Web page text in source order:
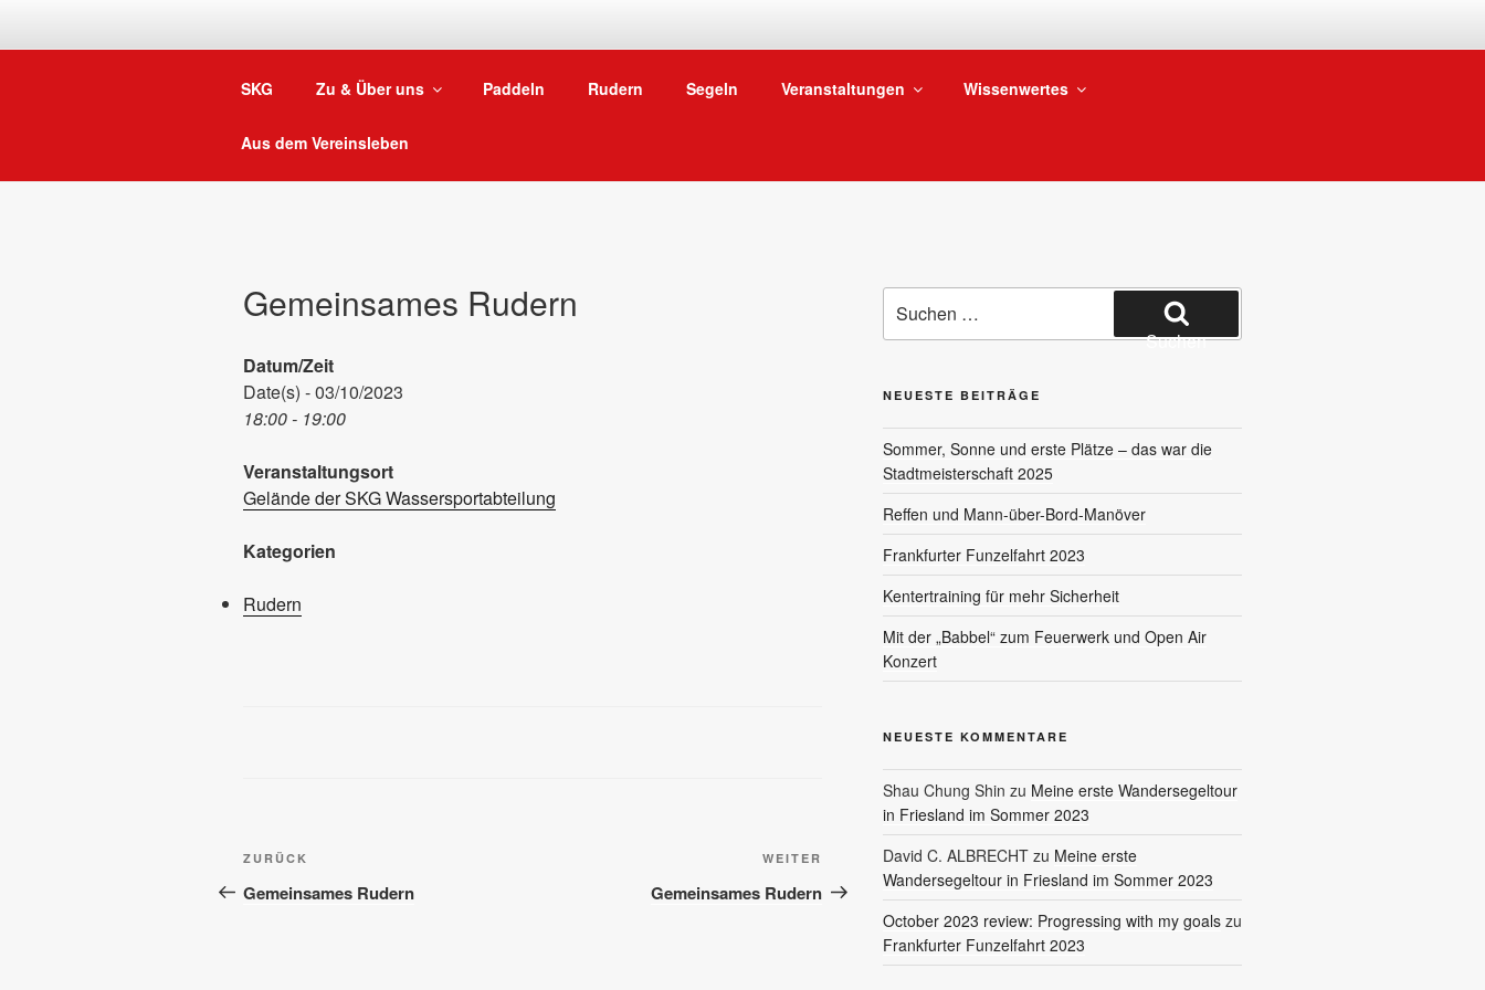
SKG WASSERSPORTABTEILUNG
SKG Zu & Über uns Paddeln Rudern Segeln Veranstaltungen Wissenwertes
Aus dem Vereinsleben
Gemeinsames Rudern
Datum/Zeit
Date(s) - 03/10/2023
18:00 - 19:00
Veranstaltungsort
Gelände der SKG Wassersportabteilung
Kategorien
Rudern
Beitragsnavigation
Vorheriger
Beitrag
ZURÜCK
Gemeinsames Rudern
Nächster
Beitrag
WEITER
Gemeinsames Rudern
nach:
Suchen
NEUESTE BEITRÄGE
Sommer, Sonne und erste Plätze – das war die
Stadtmeisterschaft 2025
Reffen und Mann-über-Bord-Manöver
Frankfurter Funzelfahrt 2023
Kentertraining für mehr Sicherheit
Mit der „Babbel“ zum Feuerwerk und Open Air
Konzert
NEUESTE KOMMENTARE
Shau Chung Shin zu Meine erste Wandersegeltour
in Friesland im Sommer 2023
David C. ALBRECHTzu Meine erste
Wandersegeltour in Friesland im Sommer 2023
October 2023 review: Progressing with my goalszu
Frankfurter Funzelfahrt 2023